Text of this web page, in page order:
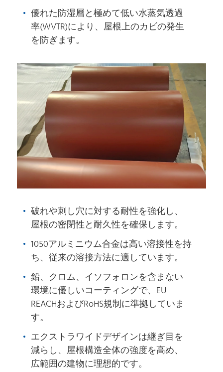
優れた防湿層と極めて低い水蒸気透過
率(WVTR)により、屋根上のカビの発生
を防ぎます。
破れや刺し穴に対する耐性を強化し、
屋根の密閉性と耐久性を確保します。
1050アルミニウム合金は高い溶接性を持
ち、従来の溶接方法に適しています。
鉛、クロム、イソフォロンを含まない
環境に優しいコーティングで、EU
REACHおよびRoHS規制に準拠していま
す。
エクストラワイドデザインは継ぎ目を
減らし、屋根構造全体の強度を高め、
広範囲の建物に理想的です。